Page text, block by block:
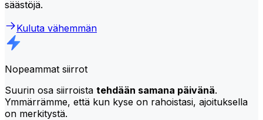
säästöjä.
Kuluta vähemmän
Nopeammat siirrot
Suurin osa siirroista tehdään samana päivänä.
Ymmärrämme, että kun kyse on rahoistasi, ajoituksella
on merkitystä.